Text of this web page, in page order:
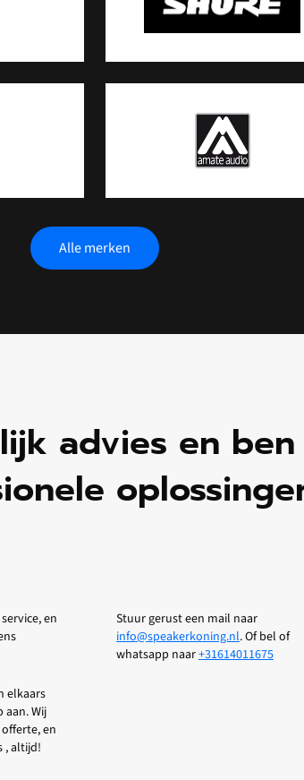
Alle merken
advies en
en
elkaars
aan. Wij
en
, altijd!
Stuur gerust een mail naar
info@speakerkoning.nl. Of bel of
whatsapp naar+31614011675